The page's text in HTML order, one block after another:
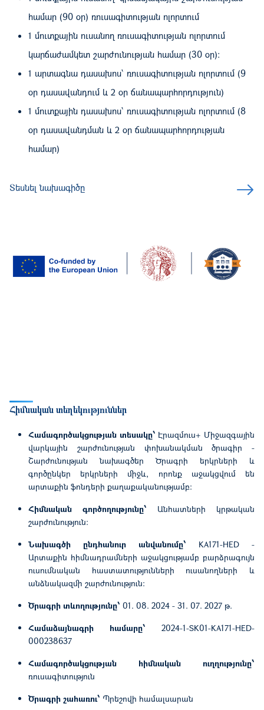
համար (90 օր) ռուսագիտության ոլորտում
1 մուտքային ուսանող ռուսագիտության ոլորտում
կարճաժամկետ շարժունության համար (30 օր):
1 արտագնա դասախոս՝ ռուսագիտության ոլորտում (9
օր դասավանդում և 2 օր ճանապարհորդություն)
1 մուտքային դասախոս՝ ռուսագիտության ոլորտում (8
օր դասավանդման և 2 օր ճանապարհորդության
համար)
Տեսնել նախագիծը
Հիմնական տեղեկություններ
Համագործակցության տեսակը՝ Էրազմուս+ Միջազգային
վարկային շարժունության փոխանակման ծրագիր -
Շարժունության նախագծեր Ծրագրի երկրների և
գործընկեր երկրների միջև, որոնք աջակցվում են
արտաքին ֆոնդերի քաղաքականությամբ։
Հիմնական գործողությունը՝ Անհատների կրթական
շարժունություն։
Նախագծի ընդհանուր անվանումը՝ KA171-HED -
Արտաքին հիմնադրամների աջակցությամբ բարձրագույն
ուսումնական հաստատությունների ուսանողների և
անձնակազմի շարժունություն։
Ծրագրի տևողությունը՝ 01. 08. 2024 - 31. 07. 2027 թ.
Համաձայնագրի համարը՝ 2024-1-SK01-KA171-HED-
000238637
Համագործակցության հիմնական ուղղությունը՝
ռուսագիտություն
Ծրագրի շահառու՝ Պրեշովի համալսարան